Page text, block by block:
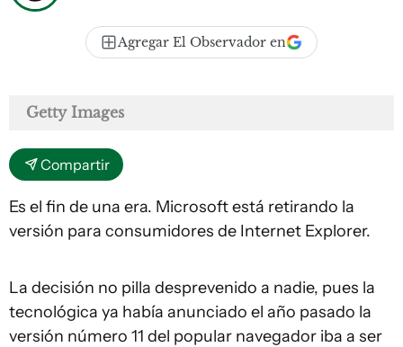
Agregar El Observador en
Getty Images
Compartir
Es el fin de una era. Microsoft está retirando la
versión para consumidores de Internet Explorer.
La decisión no pilla desprevenido a nadie, pues la
tecnológica ya había anunciado el año pasado la
versión número 11 del popular navegador iba a ser